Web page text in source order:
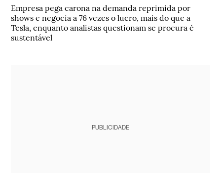
Empresa pega carona na demanda reprimida por
shows e negocia a 76 vezes o lucro, mais do que a
Tesla, enquanto analistas questionam se procura é
sustentável
PUBLICIDADE